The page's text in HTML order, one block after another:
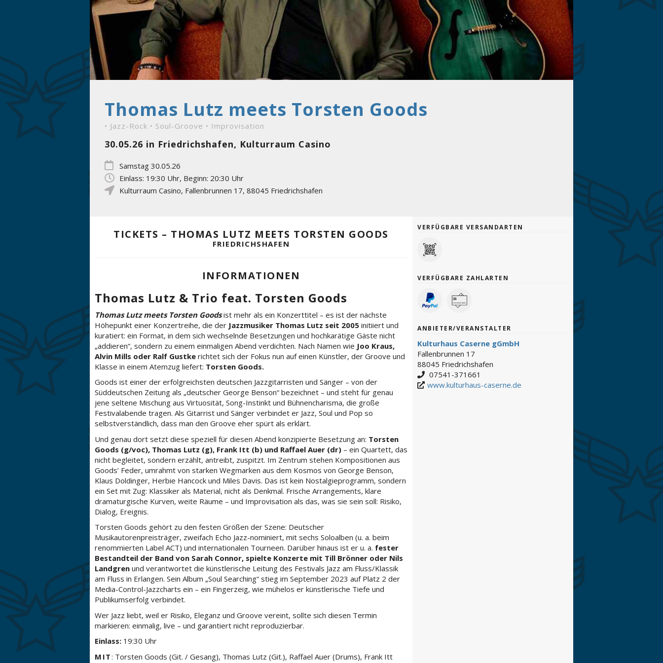
Thomas Lutz meets Torsten Goods
• Jazz-Rock • Soul-Groove • Improvisation
30.05.26 in Friedrichshafen, Kulturraum Casino
Samstag 30.05.26
Einlass: 19:30 Uhr, Beginn: 20:30 Uhr
Kulturraum Casino, Fallenbrunnen 17, 88045 Friedrichshafen
TICKETS – THOMAS LUTZ MEETS TORSTEN GOODS
FRIEDRICHSHAFEN
INFORMATIONEN
Thomas Lutz & Trio feat. Torsten Goods
Thomas Lutz meets Torsten Goodsist mehr als ein Konzerttitel – es ist der nächste
Höhepunkt einer Konzertreihe, die der Jazzmusiker Thomas Lutz seit 2005 initiiert und
kuratiert: ein Format, in dem sich wechselnde Besetzungen und hochkarätige Gäste nicht
„addieren“, sondern zu einem einmaligen Abend verdichten. Nach Namen wie Joo Kraus,
Alvin Mills oder Ralf Gustke richtet sich der Fokus nun auf einen Künstler, der Groove und
Klasse in einem Atemzug liefert: Torsten Goods.
Goods ist einer der erfolgreichsten deutschen Jazzgitarristen und Sänger – von der
Süddeutschen Zeitung als „deutscher George Benson“ bezeichnet – und steht für genau
jene seltene Mischung aus Virtuosität, Song-Instinkt und Bühnencharisma, die große
Festivalabende tragen. Als Gitarrist und Sänger verbindet er Jazz, Soul und Pop so
selbstverständlich, dass man den Groove eher spürt als erklärt.
Und genau dort setzt diese speziell für diesen Abend konzipierte Besetzung an: Torsten
Goods (g/voc), Thomas Lutz (g), Frank Itt (b) und Raffael Auer (dr) – ein Quartett, das
nicht begleitet, sondern erzählt, antreibt, zuspitzt. Im Zentrum stehen Kompositionen aus
Goods’ Feder, umrahmt von starken Wegmarken aus dem Kosmos von George Benson,
Klaus Doldinger, Herbie Hancock und Miles Davis. Das ist kein Nostalgieprogramm, sondern
ein Set mit Zug: Klassiker als Material, nicht als Denkmal. Frische Arrangements, klare
dramaturgische Kurven, weite Räume – und Improvisation als das, was sie sein soll: Risiko,
Dialog, Ereignis.
Torsten Goods gehört zu den festen Größen der Szene: Deutscher
Musikautorenpreisträger, zweifach Echo Jazz-nominiert, mit sechs Soloalben (u. a. beim
renommierten Label ACT) und internationalen Tourneen. Darüber hinaus ist er u. a. fester
Bestandteil der Band von Sarah Connor, spielte Konzerte mit Till Brönner oder Nils
Landgren und verantwortet die künstlerische Leitung des Festivals Jazz am Fluss/Klassik
am Fluss in Erlangen. Sein Album „Soul Searching“ stieg im September 2023 auf Platz 2 der
Media-Control-Jazzcharts ein – ein Fingerzeig, wie mühelos er künstlerische Tiefe und
Publikumserfolg verbindet.
Wer Jazz liebt, weil er Risiko, Eleganz und Groove vereint, sollte sich diesen Termin
markieren: einmalig, live – und garantiert nicht reproduzierbar.
Einlass: 19:30 Uhr
MIT: Torsten Goods (Git. / Gesang), Thomas Lutz (Git.), Raffael Auer (Drums), Frank Itt
VERFÜGBARE VERSANDARTEN
VERFÜGBARE ZAHLARTEN
ANBIETER/VERANSTALTER
Kulturhaus Caserne gGmbH
Fallenbrunnen 17
88045 Friedrichshafen
07541-371661
www.kulturhaus-caserne.de